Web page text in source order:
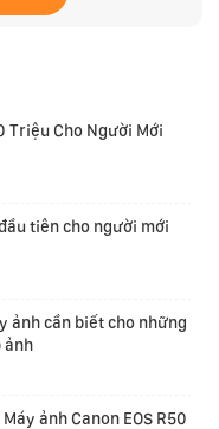
và pin điều khiển
bằng 1 nút đơn
đầu/dừng quay
quay GoPro
quay đã nhận
ở chế độ chờ
phép bạn đeo
tiện
Triệu Cho Người Mới
tiên cho người mới
ảnh cần biết cho những
ảnh
ảnh Canon EOS R50